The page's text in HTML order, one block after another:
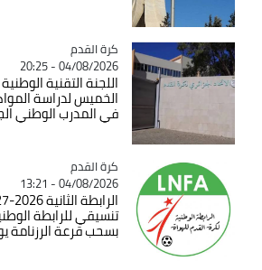
Catégorie
كرة القدم
04/08/2026 - 20:25
اللجنة التقنية الوطنية
الخميس لدراسة
في المدرب الوطني
Catégorie
كرة القدم
04/08/2026 - 13:21
تنسيقي للرابطة
بسحب قرعة الرزنامة